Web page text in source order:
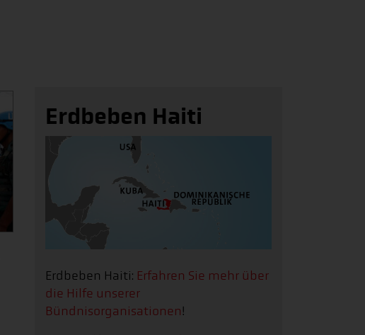
Erdbeben Haiti
Erdbeben Haiti: Erfahren Sie mehr über
die Hilfe unserer
Bündnisorganisationen!